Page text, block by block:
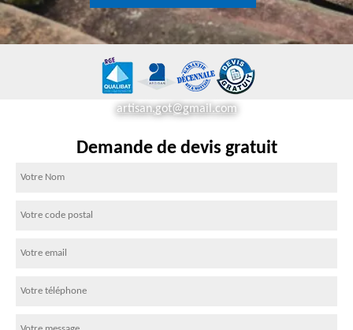
artisan.got@gmail.com
Demande de devis gratuit